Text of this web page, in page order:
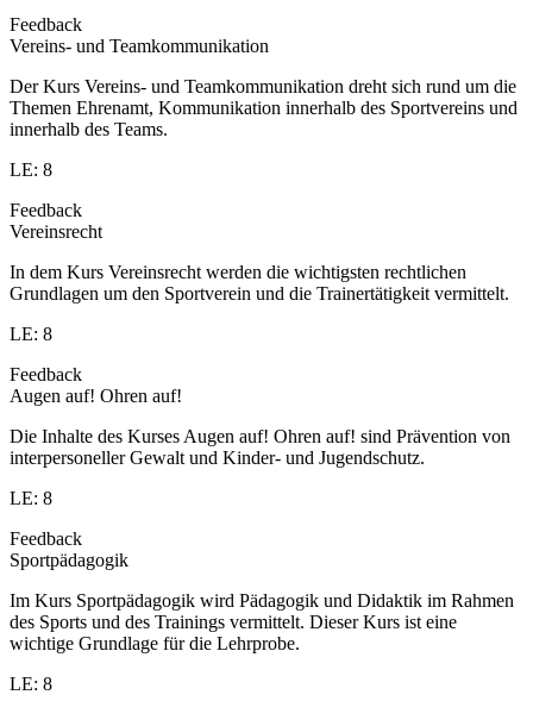
Feedback
Vereins- und Teamkommunikation
Der Kurs Vereins- und Teamkommunikation dreht sich rund um die
Themen Ehrenamt, Kommunikation innerhalb des Sportvereins und
innerhalb des Teams.
LE: 8
Feedback
Vereinsrecht
In dem Kurs Vereinsrecht werden die wichtigsten rechtlichen
Grundlagen um den Sportverein und die Trainertätigkeit vermittelt.
LE: 8
Feedback
Augen auf! Ohren auf!
Die Inhalte des Kurses Augen auf! Ohren auf! sind Prävention von
interpersoneller Gewalt und Kinder- und Jugendschutz.
LE: 8
Feedback
Sportpädagogik
Im Kurs Sportpädagogik wird Pädagogik und Didaktik im Rahmen
des Sports und des Trainings vermittelt. Dieser Kurs ist eine
wichtige Grundlage für die Lehrprobe.
LE: 8